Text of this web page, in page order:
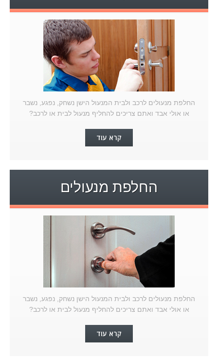
החלפת מנעולים לרכב ולבית המנעול הישן נשחק, נפגע, נשבר
או אולי אבד ואתם צריכים להחליף מנעול לבית או לרכב?
קרא עוד
החלפת מנעולים
החלפת מנעולים לרכב ולבית המנעול הישן נשחק, נפגע, נשבר
או אולי אבד ואתם צריכים להחליף מנעול לבית או לרכב?
קרא עוד